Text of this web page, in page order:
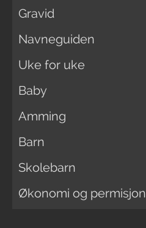
Gravid
Navneguiden
Uke for uke
Baby
Amming
Barn
Skolebarn
Økonomi og permisjon